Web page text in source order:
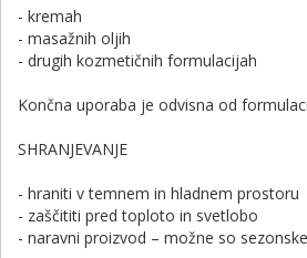
- kremah
- masažnih oljih
- drugih kozmetičnih formulacijah
Končna uporaba je odvisna od
SHRANJEVANJE
- hraniti v temnem in hladnem prostoru
- zaščititi pred toploto in svetlobo
- naravni proizvod – možne so